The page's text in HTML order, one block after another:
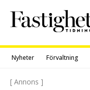
content
Nyheter Förvaltning
[ Annons ]